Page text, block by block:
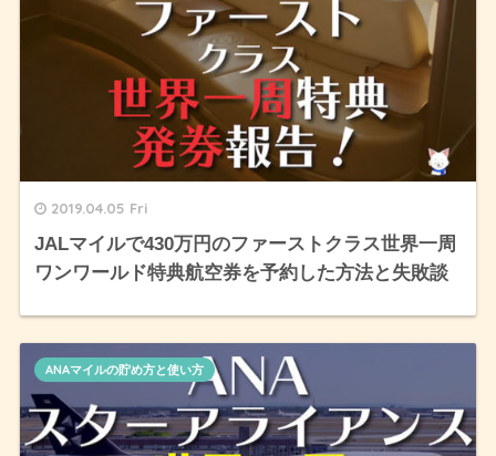
2019.04.05 Fri
JALマイルで430万円のファーストクラス世界一周
ワンワールド特典航空券を予約した方法と失敗談
ANAマイルの貯め方と使い方